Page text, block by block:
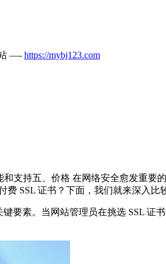
—- https://mybj123.com
支持五、价格 在网络安全愈发重要
费 SSL 证书？下面，我们就来深入比
要素。当网站管理员在挑选 SSL 证